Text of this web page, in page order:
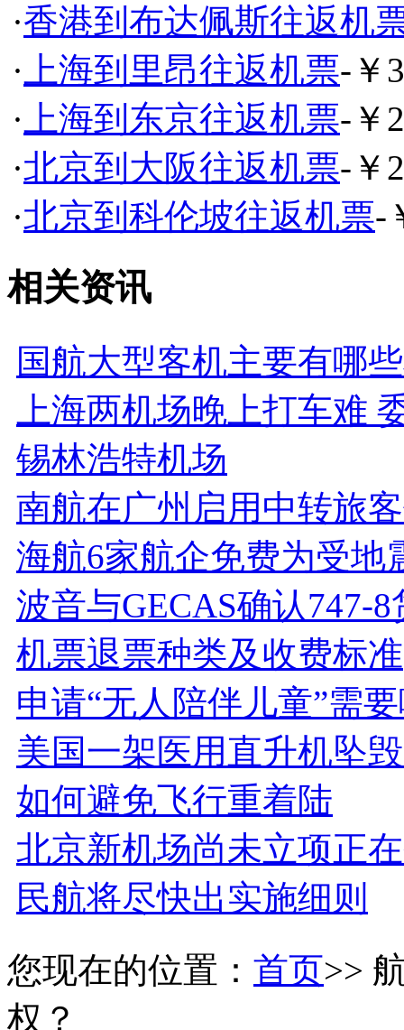
·香港到布达佩斯往返机
· 上海到里昂往返机票-￥
· 上海到东京往返机票-￥
·北京到大阪往返机票-￥
·北京到科伦坡往返机票-
相关资讯
国航大型客机主要有哪
上海两机场晚上打车难
锡林浩特机场
南航在广州启用中转旅
海航6家航企免费为受地
波音与GECAS确认747-8
机票退票种类及收费标准
申请“无人陪伴儿童”需
美国一架医用直升机坠
如何避免飞行重着陆
北京新机场尚未立项正
民航将尽快出实施细则
您现在的位置： 首页>>
权？